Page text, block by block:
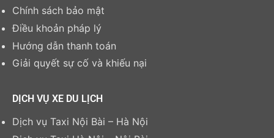
Chính sách bảo mật
Điều khoản pháp lý
Hướng dẫn thanh toán
Giải quyết sự cố và khiếu nại
DỊCH VỤ XE DU LỊCH
Dịch vụ Taxi Nội Bài – Hà Nội